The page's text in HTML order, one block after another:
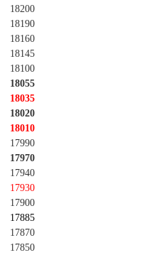
18200
18190
18160
18145
18100
18055
18035
18020
18010
17990
17970
17940
17930
17900
17885
17870
17850